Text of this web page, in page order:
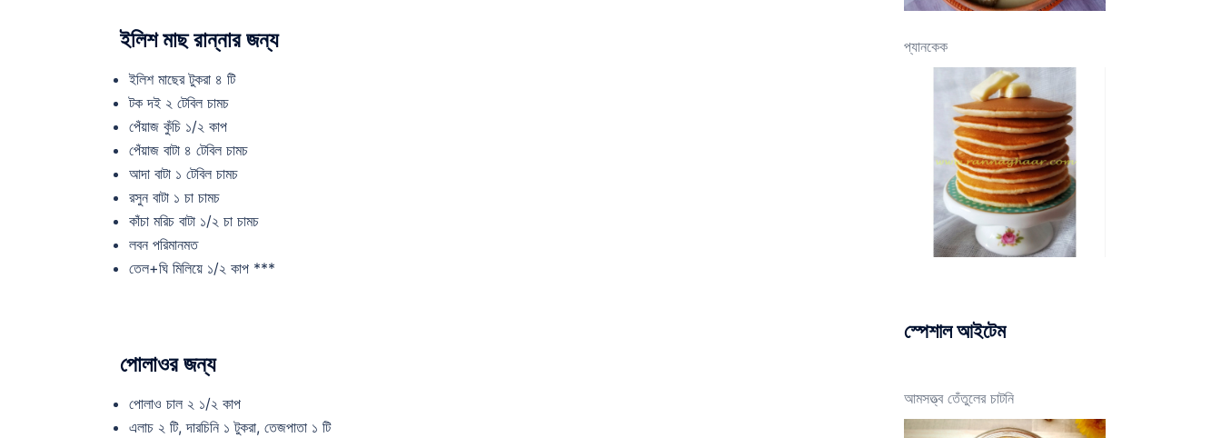
ইলিশ মাছ রান্নার জন্য
ইলিশ মাছের টুকরা ৪ টি
টক দই ২ টেবিল চামচ
পেঁয়াজ কুঁচি ১/২ কাপ
পেঁয়াজ বাটা ৪ টেবিল চামচ
আদা বাটা ১ টেবিল চামচ
রসুন বাটা ১ চা চামচ
কাঁচা মরিচ বাটা ১/২ চা চামচ
লবন পরিমানমত
তেল+ঘি মিলিয়ে ১/২ কাপ ***
পোলাওর জন্য
পোলাও চাল ২ ১/২ কাপ
এলাচ ২ টি, দারচিনি ১ টুকরা, তেজপাতা ১ টি
প্যানকেক
স্পেশাল আইটেম
আমসত্ত্ব তেঁতুলের চাটনি